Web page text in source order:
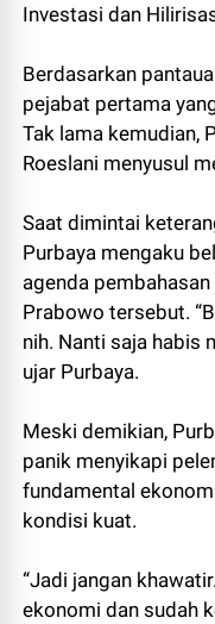
Investasi dan
Berdasarkan
pejabat pertama
Tak lama kemudian,
Roeslani menyusul
Saat dimintai
Purbaya mengaku
agenda
Prabowo tersebut.
nih. Nanti saja habis
ujar Purbaya.
Meski demikian,
panik menyikapi
fundamental
kondisi kuat.
“Jadi jangan
ekonomi dan sudah